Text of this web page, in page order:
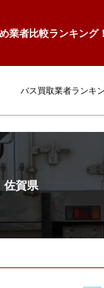
業者比較ランキング！
バス買取業者ランキ
佐賀県